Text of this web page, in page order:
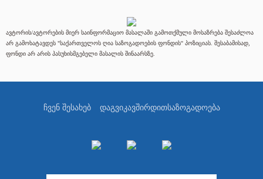
ავტორის/ავტორების მიერ საინფორმაციო მასალაში გამოთქმული მოსაზრება შესაძლოა
არ გამოხატავდეს "საქართველოს ღია საზოგადოების ფონდის" პოზიციას. შესაბამისად,
ფონდი არ არის პასუხისმგებელი მასალის შინაარსზე.
ჩვენ შესახებ დაგვიკავშირდითსაზოგადოება